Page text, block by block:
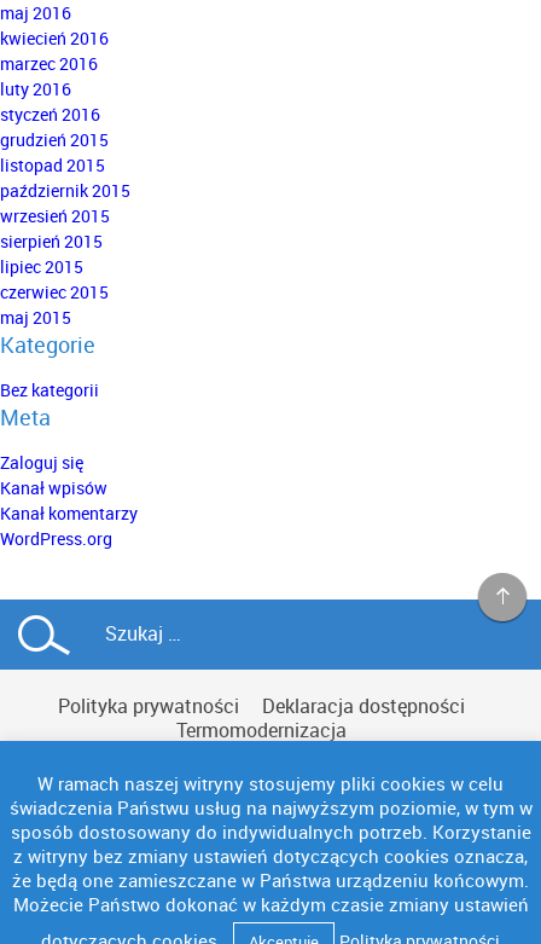
maj 2016
kwiecień 2016
marzec 2016
luty 2016
styczeń 2016
grudzień 2015
listopad 2015
październik 2015
wrzesień 2015
sierpień 2015
lipiec 2015
czerwiec 2015
maj 2015
Kategorie
Bez kategorii
Meta
Zaloguj się
Kanał wpisów
Kanał komentarzy
WordPress.org
Polityka prywatności
Deklaracja dostępności
Termomodernizacja
Copyright © NAC
W ramach naszej witryny stosujemy pliki cookies w celu
świadczenia Państwu usług na najwyższym poziomie, w tym w
sposób dostosowany do indywidualnych potrzeb. Korzystanie
z witryny bez zmiany ustawień dotyczących cookies oznacza,
że będą one zamieszczane w Państwa urządzeniu końcowym.
Możecie Państwo dokonać w każdym czasie zmiany ustawień